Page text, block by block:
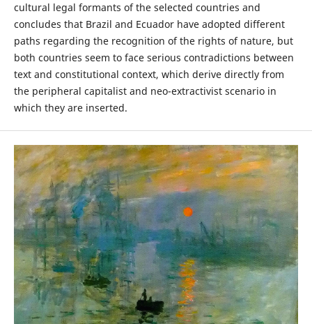
cultural legal formants of the selected countries and
concludes that Brazil and Ecuador have adopted different
paths regarding the recognition of the rights of nature, but
both countries seem to face serious contradictions between
text and constitutional context, which derive directly from
the peripheral capitalist and neo-extractivist scenario in
which they are inserted.